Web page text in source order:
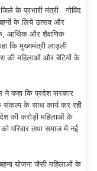
जिले के प्रभारी मंत्री गोविंद
के लिये उत्सव और
आर्थिक और शैक्षणिक
कि मुख्यमंत्री लाड़ली
की महिलाओं और बेटियों के
ने कहा कि प्रदेश सरकार
संकल्प के साथ कार्य कर रही
की करोड़ों महिलाओं के
परिवार तथा समाज में नई
योजना जैसी महिलाओं के